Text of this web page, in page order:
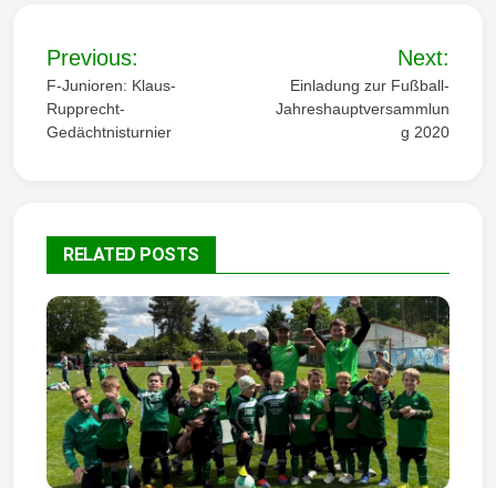
B
e
i
g
s
n
a
v
Previous:
F-Junioren: Klaus-
Rupprecht-
Gedächtnisturnier
Next:
Einladung zur Fußball-
Jahreshauptversammlun
g 2020
RELATED POSTS